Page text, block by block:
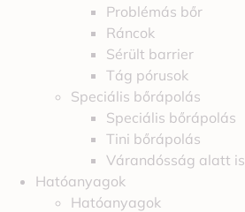
Problémás bőr
Ráncok
Sérült barrier
Tág pórusok
Speciális bőrápolás
Speciális bőrápolás
Tini bőrápolás
Várandósság alatt is
Hatóanyagok
Hatóanyagok